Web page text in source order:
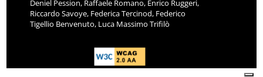
Deniel Pession, Raffaele Romano, Enrico Ruggeri,
Riccardo Savoye, Federica Tercinod, Federico
Tigellio Benvenuto, Luca Massimo Trifilò